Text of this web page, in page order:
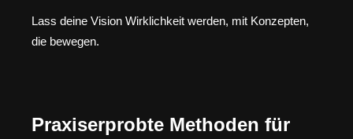
Lass deine Vision Wirklichkeit werden, mit Konzepten,
die bewegen.
Praxiserprobte Methoden für